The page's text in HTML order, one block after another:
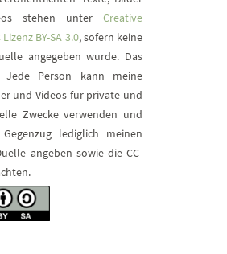
stehen unter Creative
BY-SA 3.0, sofern keine
angegeben wurde. Das
Jede Person kann meine
und Videos für private und
Zwecke verwenden und
lediglich meinen
angeben sowie die CC-